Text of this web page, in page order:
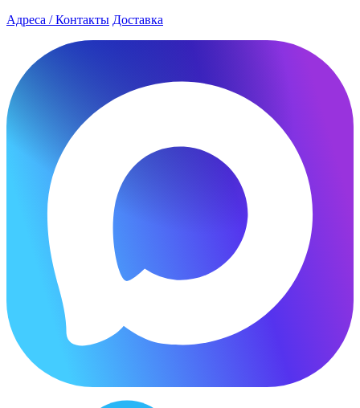
Адреса / Контакты Доставка